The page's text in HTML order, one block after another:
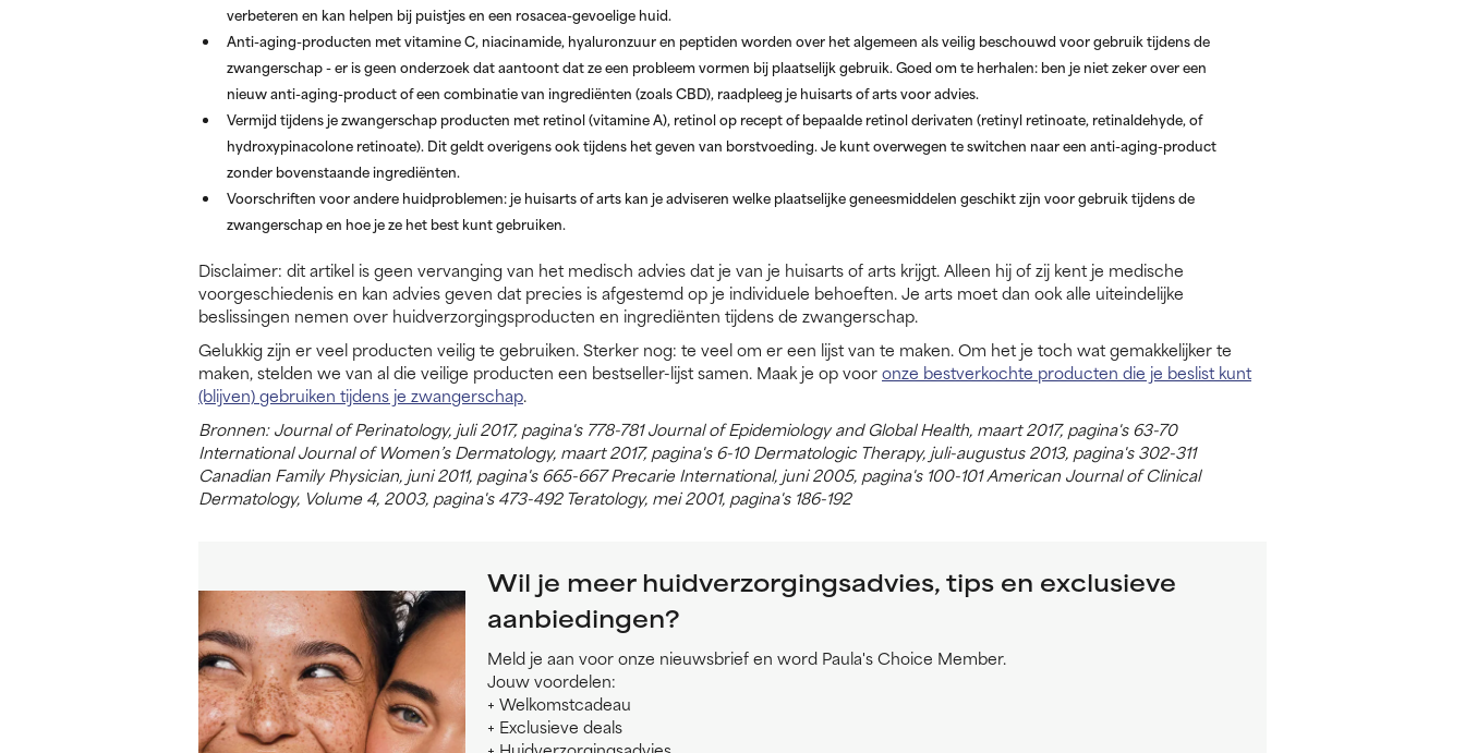
verbeteren en kan helpen bij puistjes en een rosacea-gevoelige huid.
Anti-aging-producten met vitamine C, niacinamide, hyaluronzuur en peptiden worden over het algemeen als veilig beschouwd voor gebruik tijdens de
zwangerschap - er is geen onderzoek dat aantoont dat ze een probleem vormen bij plaatselijk gebruik. Goed om te herhalen: ben je niet zeker over een
nieuw anti-aging-product of een combinatie van ingrediënten (zoals CBD), raadpleeg je huisarts of arts voor advies.
Vermijd tijdens je zwangerschap producten met retinol (vitamine A), retinol op recept of bepaalde retinol derivaten (retinyl retinoate, retinaldehyde, of
hydroxypinacolone retinoate). Dit geldt overigens ook tijdens het geven van borstvoeding. Je kunt overwegen te switchen naar een anti-aging-product
zonder bovenstaande ingrediënten.
Voorschriften voor andere huidproblemen:je huisarts of arts kan je adviseren welke plaatselijke geneesmiddelen geschikt zijn voor gebruik tijdens de
zwangerschap en hoe je ze het best kunt gebruiken.
Disclaimer: dit artikel is geen vervanging van het medisch advies dat je van je huisarts of arts krijgt. Alleen hij of zij kent je medische
voorgeschiedenis en kan advies geven dat precies is afgestemd op je individuele behoeften. Je arts moet dan ook alle uiteindelijke
beslissingen nemen over huidverzorgingsproducten en ingrediënten tijdens de zwangerschap.
Gelukkig zijn er veel producten veilig te gebruiken. Sterker nog: te veel om er een lijst van te maken. Om het je toch wat gemakkelijker te
maken, stelden we van al die veilige producten een bestseller-lijst samen. Maak je op vooronze bestverkochte producten die je beslist kunt
(blijven) gebruiken tijdens je zwangerschap.
Bronnen: Journal of Perinatology, juli 2017, pagina's 778-781 Journal of Epidemiology and Global Health, maart 2017, pagina's 63-70
International Journal of Women’s Dermatology, maart 2017, pagina's 6-10 Dermatologic Therapy, juli-augustus 2013, pagina's 302-311
Canadian Family Physician, juni 2011, pagina's 665-667 Precarie International, juni 2005, pagina's 100-101 American Journal of Clinical
Dermatology, Volume 4, 2003, pagina's 473-492 Teratology, mei 2001, pagina's 186-192
Wil je meer huidverzorgingsadvies, tips en exclusieve
aanbiedingen?
Meld je aan voor onze nieuwsbrief en word Paula's Choice Member.
Jouw voordelen:
+ Welkomstcadeau
+ Exclusieve deals